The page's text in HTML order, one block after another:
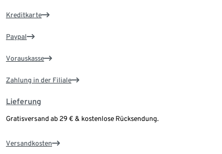
Kreditkarte
Paypal
Vorauskasse
Zahlung in der Filiale
Lieferung
Gratisversand ab 29 € & kostenlose Rücksendung.
Versandkosten